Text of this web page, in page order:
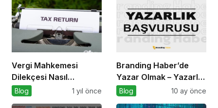
Vergi Mahkemesi
Dilekçesi Nasıl
Hazırlanır?
Blog 1 yıl önce
Branding Haber’de
Yazar Olmak – Yazarlık
Başvurusu Başladı!
Blog 10 ay önce